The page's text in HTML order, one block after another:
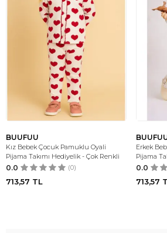
BUUFUU
Kız Bebek Çocuk Pamuklu Oyali
Pijama Takımı Hediyelik - Çok Renkli
0.0 (0)
713,57 TL
Erkek
Pijama
0.0
713,57